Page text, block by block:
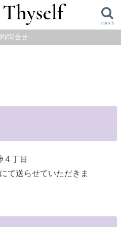
search
/問合せ
４丁目
て送らせていただきま